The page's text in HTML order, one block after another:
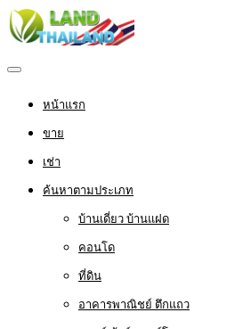
หน้าแรก
ขาย
เช่า
ค้นหาตามประเภท
บ้านเดี่ยว บ้านแฝด
คอนโด
ที่ดิน
อาคารพาณิชย์ ตึกแถว